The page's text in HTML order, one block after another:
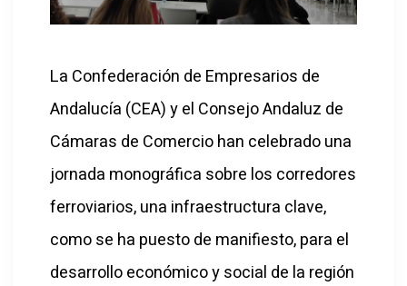
La Confederación de Empresarios de
Andalucía (CEA) y el Consejo Andaluz de
Cámaras de Comercio han celebrado una
jornada monográfica sobre los corredores
ferroviarios, una infraestructura clave,
como se ha puesto de manifiesto, para el
desarrollo económico y social de la región